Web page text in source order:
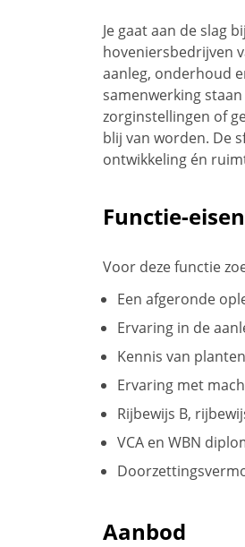
Je gaat aan de slag
hoveniersbedrijven
aanleg, onderhoud
samenwerking
zorginstellingen of
blij van worden. De
ontwikkeling én
Functie-eisen
Voor deze functie
Een afgeronde
Ervaring in de
Kennis van
Ervaring met
Rijbewijs B,
VCA en WBN
Aanbod